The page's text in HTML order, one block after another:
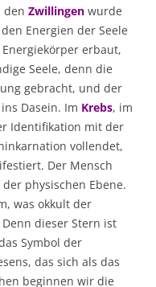
den Zwillingen wurde
Energien der Seele
erbaut,
Seele, denn die
gebracht, und der
Dasein. Im Krebs, im
Identifikation mit der
vollendet,
Der Mensch
physischen Ebene.
was okkult der
dieser Stern ist
Symbol der
das sich als das
beginnen wir die